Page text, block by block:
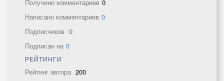
Получено комментариев 0
Написано комментариев 0
Подписчиков 0
Подписан на 0
РЕЙТИНГИ
Рейтинг автора 200